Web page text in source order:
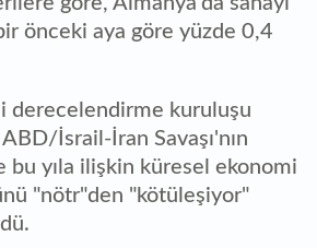
önceki aya göre yüzde 0,4
derecelendirme kuruluşu
İsrail-İran Savaşı'nın
yıla ilişkin küresel ekonomi
"nötr"den "kötüleşiyor"